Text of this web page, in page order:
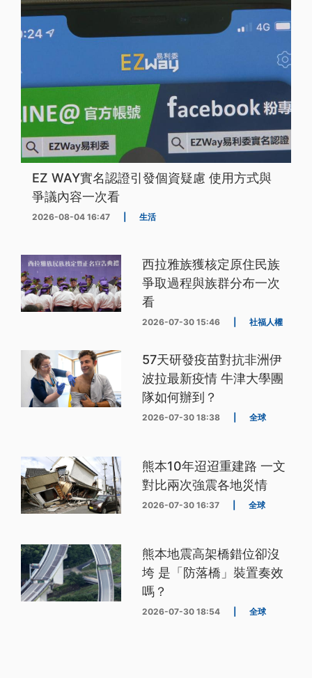
EZ WAY實名認證引發個資疑慮 使用方式與
爭議內容一次看
2026-08-04 16:47 生活
西拉雅族獲核定原住民族
爭取過程與族群分布一次
看
2026-07-30 15:46 社福人權
57天研發疫苗對抗非洲伊
波拉最新疫情 牛津大學團
隊如何辦到？
2026-07-30 18:38 全球
熊本10年迢迢重建路 一文
對比兩次強震各地災情
2026-07-30 16:37 全球
熊本地震高架橋錯位卻沒
垮 是「防落橋」裝置奏效
嗎？
2026-07-30 18:54 全球